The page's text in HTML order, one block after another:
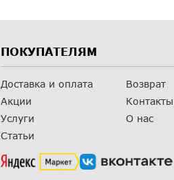
ПОКУПАТЕЛЯМ
Доставка и оплата
Акции
Услуги
Статьи
Возврат
Контакты
О нас